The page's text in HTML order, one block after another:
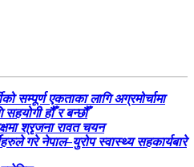
सम्पूर्ण एकताका लागि अग्रमोर्चामा
हौँ र बन्छौँ
श्रृजना रावत चयन
गरे नेपाल–युरोप स्वास्थ्य सहकार्यबारे